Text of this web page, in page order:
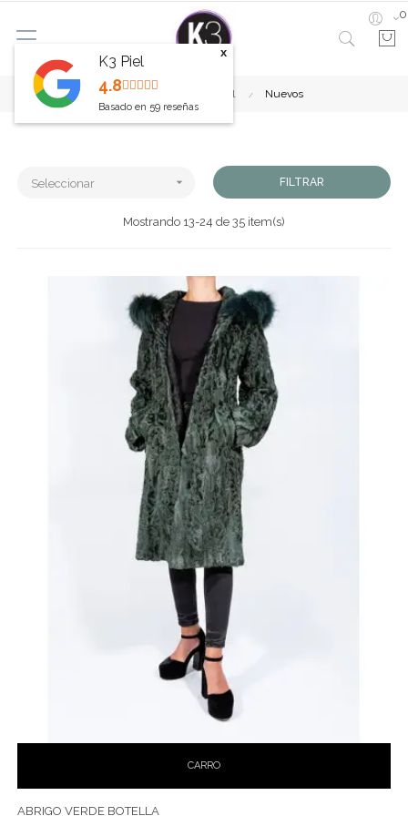
0
Inicio Abrigos de piel Nuevos
Seleccionar  FILTRAR
Mostrando 13-24 de 35 item(s)
CARRO
ABRIGO VERDE BOTELLA
K3 Piel
4.8
Basado en 59reseñas
x